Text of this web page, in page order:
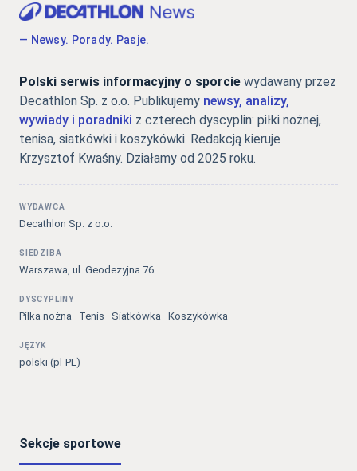
— Newsy. Porady. Pasje.
Polski serwis informacyjny o sporcie wydawany przez
Decathlon Sp. z o.o. Publikujemy newsy, analizy,
wywiady i poradniki z czterech dyscyplin: piłki nożnej,
tenisa, siatkówki i koszykówki. Redakcją kieruje
Krzysztof Kwaśny. Działamy od 2025 roku.
WYDAWCA
Decathlon Sp. z o.o.
SIEDZIBA
Warszawa, ul. Geodezyjna 76
DYSCYPLINY
Piłka nożna · Tenis · Siatkówka · Koszykówka
JĘZYK
polski (pl-PL)
Sekcje sportowe